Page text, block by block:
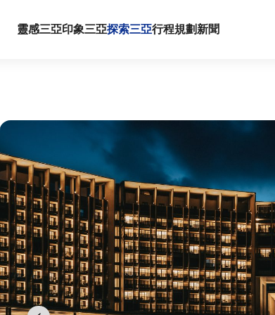
靈感三亞印象三亞探索三亞行程規劃新聞